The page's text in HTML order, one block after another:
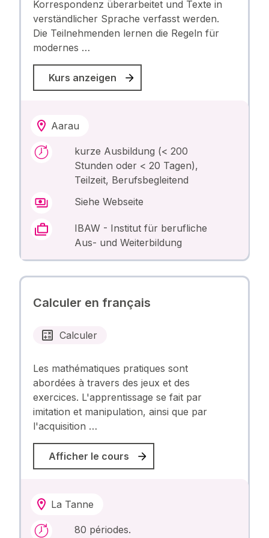
Korrespondenz überarbeitet und Texte in
verständlicher Sprache verfasst werden.
Die Teilnehmenden lernen die Regeln für
modernes …
Kurs anzeigen
Aarau
kurze Ausbildung (< 200
Stunden oder < 20 Tagen),
Teilzeit, Berufsbegleitend
Siehe Webseite
IBAW - Institut für berufliche
Aus- und Weiterbildung
Calculer en français
Calculer
Les mathématiques pratiques sont
abordées à travers des jeux et des
exercices. L'apprentissage se fait par
imitation et manipulation, ainsi que par
l'acquisition …
Afficher le cours
La Tanne
80 périodes.